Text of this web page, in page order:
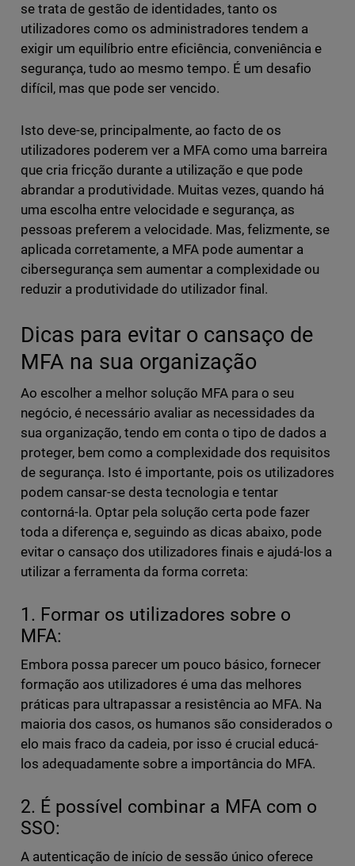
se trata de gestão de identidades, tanto os
utilizadores como os administradores tendem a
exigir um equilíbrio entre eficiência, conveniência e
segurança, tudo ao mesmo tempo. É um desafio
difícil, mas que pode ser vencido.
Isto deve-se, principalmente, ao facto de os
utilizadores poderem ver a MFA como uma barreira
que cria fricção durante a utilização e que pode
abrandar a produtividade. Muitas vezes, quando há
uma escolha entre velocidade e segurança, as
pessoas preferem a velocidade. Mas, felizmente, se
aplicada corretamente, a MFA pode aumentar a
cibersegurança sem aumentar a complexidade ou
reduzir a produtividade do utilizador final.
Dicas para evitar o cansaço de
MFA na sua organização
Ao escolher a melhor solução MFA para o seu
negócio, é necessário avaliar as necessidades da
sua organização, tendo em conta o tipo de dados a
proteger, bem como a complexidade dos requisitos
de segurança. Isto é importante, pois os utilizadores
podem cansar-se desta tecnologia e tentar
contorná-la. Optar pela solução certa pode fazer
toda a diferença e, seguindo as dicas abaixo, pode
evitar o cansaço dos utilizadores finais e ajudá-los a
utilizar a ferramenta da forma correta:
1. Formar os utilizadores sobre o
MFA:
Embora possa parecer um pouco básico, fornecer
formação aos utilizadores é uma das melhores
práticas para ultrapassar a resistência ao MFA. Na
maioria dos casos, os humanos são considerados o
elo mais fraco da cadeia, por isso é crucial educá-
los adequadamente sobre a importância do MFA.
2. É possível combinar a MFA com o
SSO:
A autenticação de início de sessão único oferece